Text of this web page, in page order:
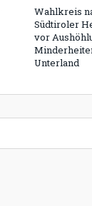
Wahlkreis
Südtiroler
vor
Unterland